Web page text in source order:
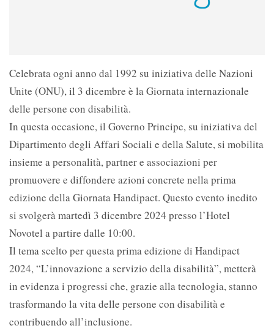
Celebrata ogni anno dal 1992 su iniziativa delle Nazioni
Unite (ONU), il 3 dicembre è la Giornata internazionale
delle persone con disabilità.
In questa occasione, il Governo Principe, su iniziativa del
Dipartimento degli Affari Sociali e della Salute, si mobilita
insieme a personalità, partner e associazioni per
promuovere e diffondere azioni concrete nella prima
edizione della Giornata Handipact. Questo evento inedito
si svolgerà martedì 3 dicembre 2024 presso l’Hotel
Novotel a partire dalle 10:00.
Il tema scelto per questa prima edizione di Handipact
2024, “L’innovazione a servizio della disabilità”, metterà
in evidenza i progressi che, grazie alla tecnologia, stanno
trasformando la vita delle persone con disabilità e
contribuendo all’inclusione.